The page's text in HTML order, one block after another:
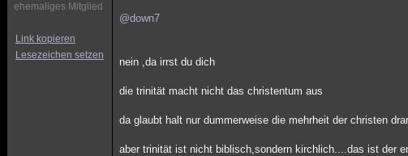
ehemaliges Mitglied
Link kopieren
Lesezeichen setzen
@down7
nein ,da irrst du dich
die trinität macht nicht das christentum aus
da glaubt halt nur dummerweise die mehrheit der christen
aber trinität ist nicht biblisch,sondern kirchlich....das ist der